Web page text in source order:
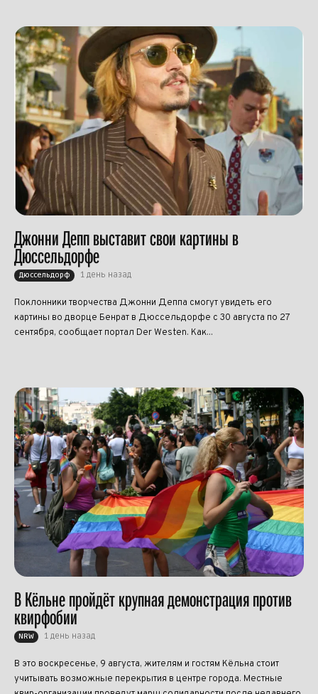
Джонни Депп выставит свои картины в
Дюссельдорфе
Дюссельдорф 1 день назад
Поклонники творчества Джонни Деппа смогут увидеть его
картины во дворце Бенрат в Дюссельдорфе с 30 августа по 27
сентября, сообщает портал Der Westen. Как...
В Кёльне пройдёт крупная демонстрация против
квирфобии
NRW 1 день назад
В это воскресенье, 9 августа, жителям и гостям Кёльна стоит
учитывать возможные перекрытия в центре города. Местные